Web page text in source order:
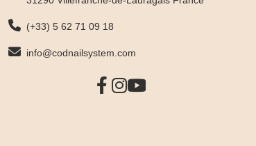
Collection
(+33) 5 62 71 09 18
info@codnailsystem.com